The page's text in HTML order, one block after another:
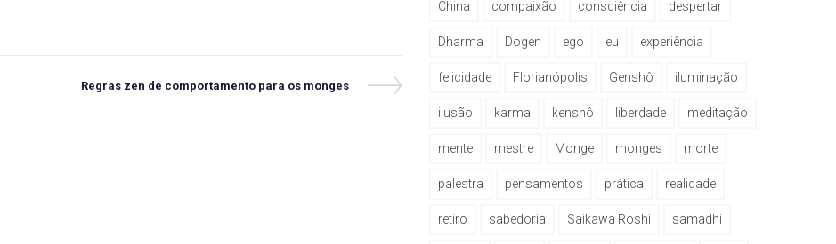
Next
Regras zen de comportamento para os monges
China compaixão consciência despertar
Dharma Dogen ego eu experiência
felicidade Florianópolis Genshô iluminação
ilusão karma kenshô liberdade meditação
mente mestre Monge monges morte
palestra pensamentos prática realidade
retiro sabedoria Saikawa Roshi samadhi